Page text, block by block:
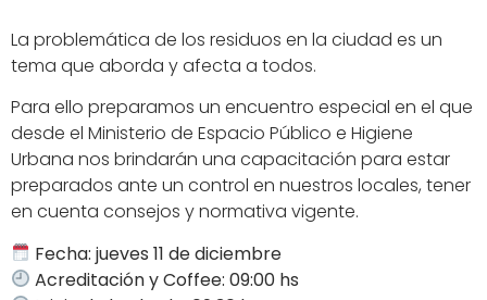
La problemática de los residuos en la ciudad es un
tema que aborda y afecta a todos.
Para ello preparamos un encuentro especial en el que
desde el Ministerio de Espacio Público e Higiene
Urbana nos brindarán una capacitación para estar
preparados ante un control en nuestros locales, tener
en cuenta consejos y normativa vigente.
Fecha: jueves 11 de diciembre
Acreditación y Coffee: 09:00 hs